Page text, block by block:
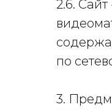
2.6.
по
3.